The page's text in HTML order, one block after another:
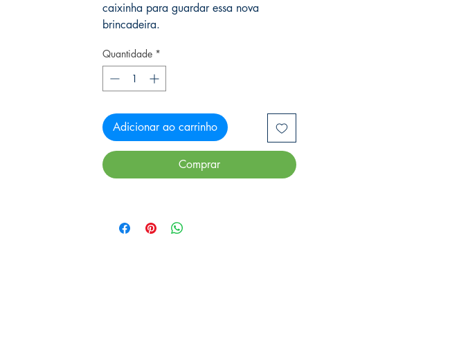
caixinha para guardar essa nova
brincadeira.
Quantidade *
Adicionar ao carrinho
Comprar